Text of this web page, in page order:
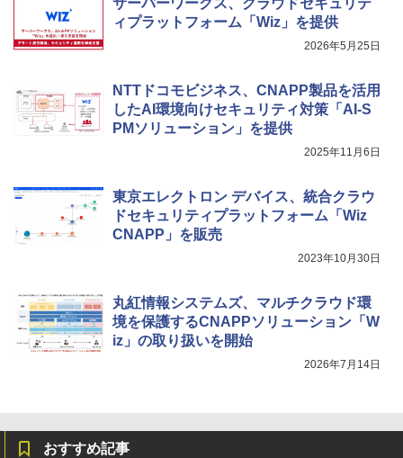
サーバーワークス、クラウドセキュリテ
ィプラットフォーム「Wiz」を提供
2026年5月25日
NTTドコモビジネス、CNAPP製品を活用
したAI環境向けセキュリティ対策「AI-S
PMソリューション」を提供
2025年11月6日
東京エレクトロン デバイス、統合クラウ
ドセキュリティプラットフォーム「Wiz
CNAPP」を販売
2023年10月30日
丸紅情報システムズ、マルチクラウド環
境を保護するCNAPPソリューション「W
iz」の取り扱いを開始
2026年7月14日
おすすめ記事